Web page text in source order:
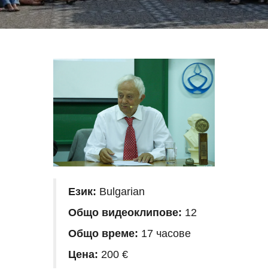
Език: Bulgarian
Общо видеоклипове: 12
Общо време: 17 часове
Цена: 200 €